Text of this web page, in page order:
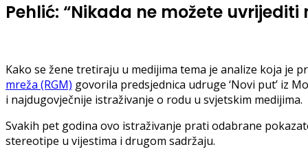
Pehlić: “Nikada ne možete
Kako se žene tretiraju u medijima tema je analize koja je
mreža (RGM) govorila predsjednica udruge ‘Novi put’ iz
i najdugovječnije istraživanje o rodu u svjetskim medijima.
Svakih pet godina ovo istraživanje prati odabrane
stereotipe u vijestima i drugom sadržaju.